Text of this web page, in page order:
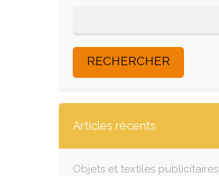
Articles récents
Objets et textiles publicitaires